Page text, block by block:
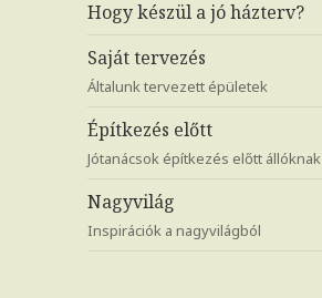
Hogy készül a jó házterv?
Saját tervezés
Általunk tervezett épületek
Építkezés előtt
Jótanácsok építkezés előtt állóknak
Nagyvilág
Inspirációk a nagyvilágból